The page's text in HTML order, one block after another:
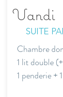
Vandi
SUITE
Chambre
1 lit double
1 penderie +